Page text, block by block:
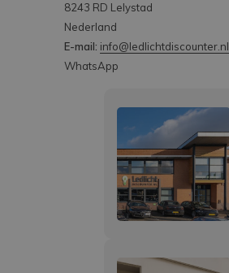
8243 RD Lelystad
Nederland
E-mail: info@ledlichtdiscounter.nl
WhatsApp